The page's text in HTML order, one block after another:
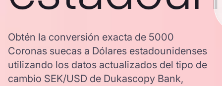
Obtén la conversión exacta de 5000
Coronas suecas a Dólares estadounidenses
utilizando los datos actualizados del tipo de
cambio SEK/USD de Dukascopy Bank,